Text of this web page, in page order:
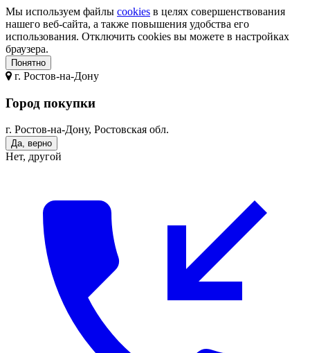
Мы используем файлы cookies в целях совершенствования
нашего веб-сайта, а также повышения удобства его
использования. Отключить cookies вы можете в настройках
браузера.
Понятно
г. Ростов-на-Дону
Город покупки
г. Ростов-на-Дону, Ростовская обл.
Да, верно
Нет, другой